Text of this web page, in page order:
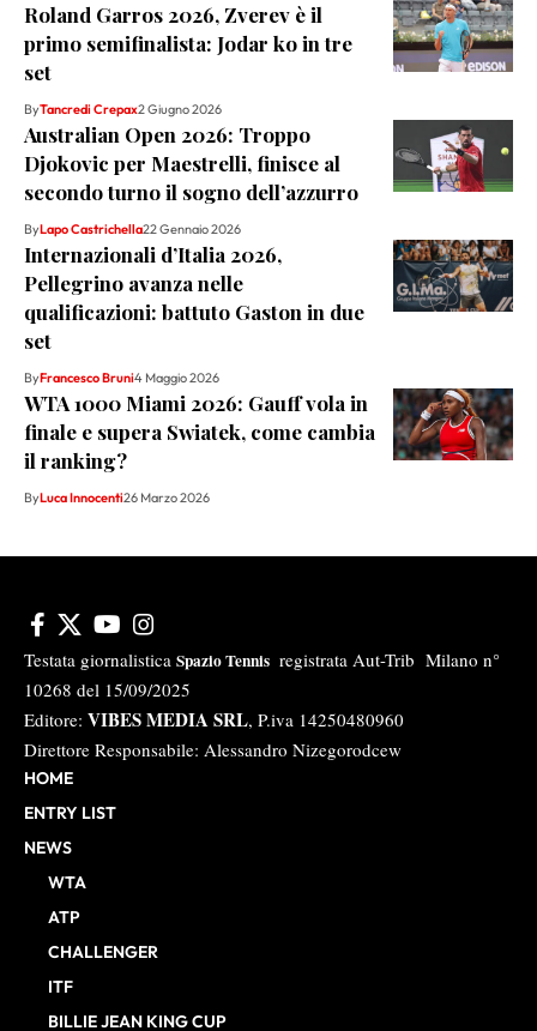
Roland Garros 2026, Zverev è il
primo semifinalista: Jodar ko in tre
set
ByTancredi Crepax2 Giugno 2026
Australian Open 2026: Troppo
Djokovic per Maestrelli, finisce al
secondo turno il sogno dell’azzurro
ByLapo Castrichella22 Gennaio 2026
Internazionali d’Italia 2026,
Pellegrino avanza nelle
qualificazioni: battuto Gaston in due
set
ByFrancesco Bruni4 Maggio 2026
WTA 1000 Miami 2026: Gauff vola in
finale e supera Swiatek, come cambia
il ranking?
ByLuca Innocenti26 Marzo 2026
Testata giornalistica Spazio Tennis registrata Aut-Trib Milano n°
10268 del 15/09/2025
Editore: VIBES MEDIA SRL, P.iva 14250480960
Direttore Responsabile: Alessandro Nizegorodcew
HOME
ENTRY LIST
NEWS
WTA
ATP
CHALLENGER
ITF
BILLIE JEAN KING CUP